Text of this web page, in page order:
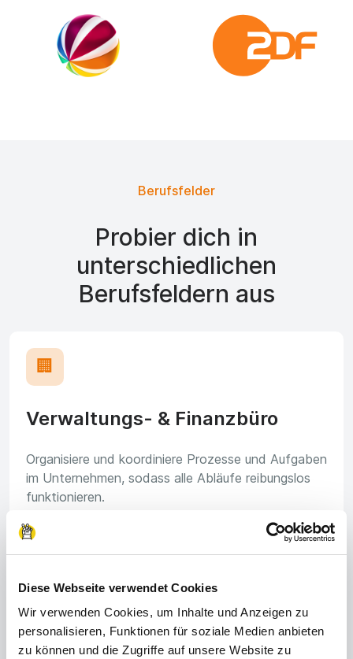
Diese Webseite verwendet Cookies
Wir verwenden Cookies, um Inhalte und Anzeigen zu
personalisieren, Funktionen für soziale Medien anbieten
zu können und die Zugriffe auf unsere Website zu
Berufsfelder
Probier dich in
unterschiedlichen
Berufsfeldern aus
🏢
Verwaltungs- & Finanzbüro
Organisiere und koordiniere Prozesse und Aufgaben
im Unternehmen, sodass alle Abläufe reibungslos
funktionieren.
🔧
Metallverarbeitung